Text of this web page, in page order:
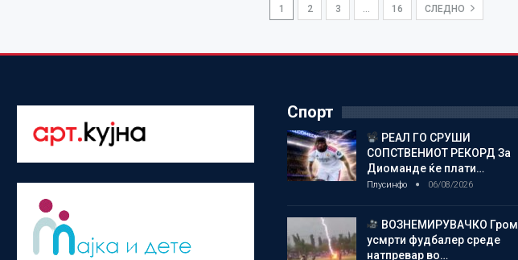
1 2 3 … 16 СЛЕДНО
Спорт
РЕАЛ ГО СРУШИ
СОПСТВЕНИОТ РЕКОРД За
Диоманде ќе плати…
Плусинфо 06/08/2026
ВОЗНЕМИРУВАЧКО Гром
усмрти фудбалер среде
натпревар во…